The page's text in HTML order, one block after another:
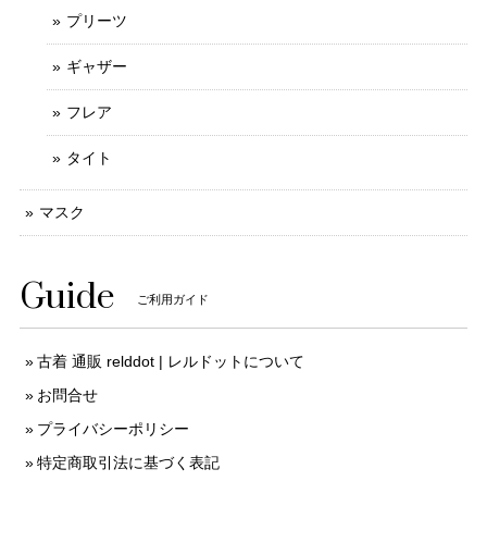
プリーツ
ギャザー
フレア
タイト
マスク
Guide ご利用ガイド
古着 通販 relddot | レルドットについて
お問合せ
プライバシーポリシー
特定商取引法に基づく表記